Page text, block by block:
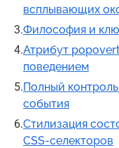
всплывающих
Философия и
Атрибут
поведением
Полный
события
Стилизация
CSS-селекторов